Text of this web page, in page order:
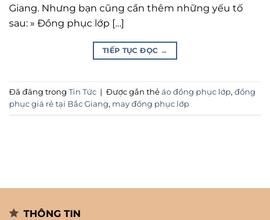
Giang. Nhưng bạn cũng cần thêm những yếu tố
sau: » Đồng phục lớp […]
TIẾP TỤC ĐỌC →
Đã đăng trong Tin Tức | Được gắn thẻ áo đồng phục lớp, đồng
phục giá rẻ tại Bắc Giang, may đồng phục lớp
THÔNG TIN